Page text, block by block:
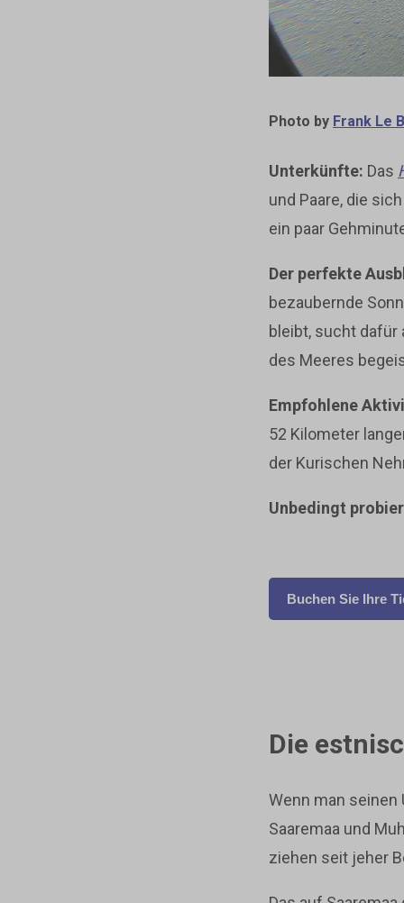
Photo by Frank Le
Unterkünfte: Das
und Paare, die
ein paar
Der perfekte
bezaubernde
bleibt, sucht dafür
des Meeres
Empfohlene
52 Kilometer
der Kurischen
Unbedingt
Buchen Sie Ihre
Die
Wenn man seinen
Saaremaa und
ziehen seit jeher